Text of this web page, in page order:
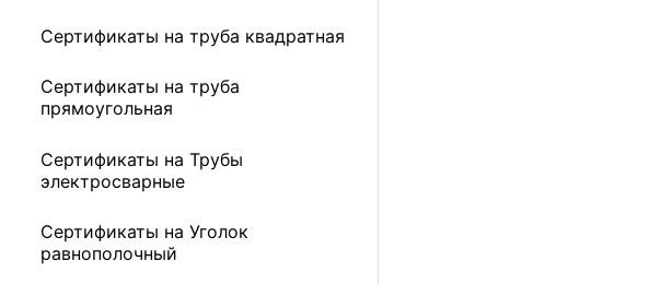
Сертификаты на труба квадратная
Сертификаты на труба
прямоугольная
Сертификаты на Трубы
электросварные
Сертификаты на Уголок
равнополочный